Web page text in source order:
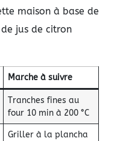
maison à base de
jus de citron
Marche à suivre
Tranches fines au
four 10 min à 200 °C
Griller à la plancha